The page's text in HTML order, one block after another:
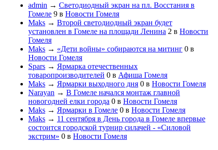
admin → Светодиодный экран на пл. Восстания в
Гомеле 9 в Новости Гомеля
Maks → Второй светодиодный экран будет
установлен в Гомеле на площади Ленина 2 в Новости
Гомеля
Maks → «Дети войны» собираются на митинг 0 в
Новости Гомеля
Spars → Ярмарка отечественных
товаропроизводителей 0 в Афиша Гомеля
Maks → Ярмарки выходного дня 0 в Новости Гомеля
Narayan → В Гомеле начался монтаж главной
новогодней елки города 0 в Новости Гомеля
Maks → Ярмарки в Гомеле 0 в Новости Гомеля
Maks → 11 сентября в День города в Гомеле впервые
состоится городской турнир силачей - «Силовой
экстрим» 0 в Новости Гомеля